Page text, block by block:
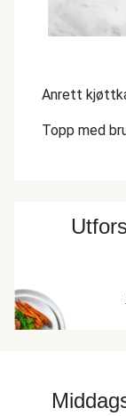
Anrett
Topp med